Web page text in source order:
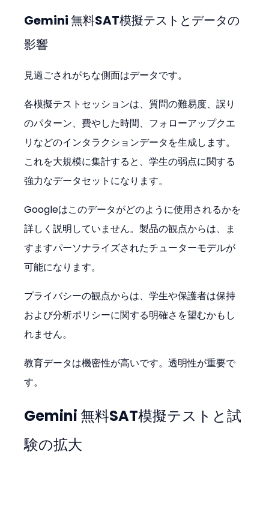
Gemini 無料SAT模擬テストとデータの
影響
見過ごされがちな側面はデータです。
各模擬テストセッションは、質問の難易度、誤り
のパターン、費やした時間、フォローアップクエ
リなどのインタラクションデータを生成します。
これを大規模に集計すると、学生の弱点に関する
強力なデータセットになります。
Googleはこのデータがどのように使用されるかを
詳しく説明していません。製品の観点からは、ま
すますパーソナライズされたチューターモデルが
可能になります。
プライバシーの観点からは、学生や保護者は保持
および分析ポリシーに関する明確さを望むかもし
れません。
教育データは機密性が高いです。透明性が重要で
す。
Gemini 無料SAT模擬テストと試
験の拡大